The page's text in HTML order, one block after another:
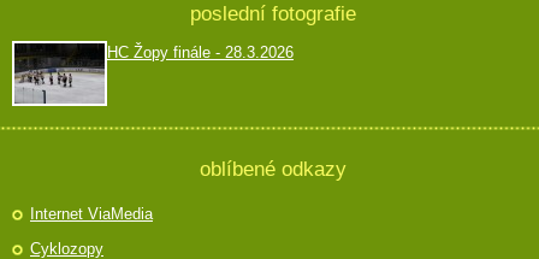
poslední fotografie
HC Žopy finále - 28.3.2026
oblíbené odkazy
Internet ViaMedia
Cyklozopy